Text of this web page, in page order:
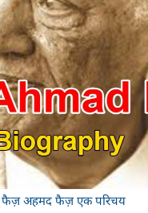
फैज़ अहमद फैज़ एक परिचय